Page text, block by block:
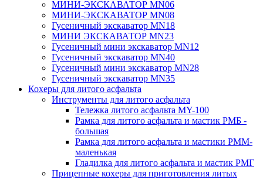
МИНИ-ЭКСКАВАТОР MN06
МИНИ-ЭКСКАВАТОР MN08
Гусеничный экскаватор MN18
МИНИ ЭКСКАВАТОР MN23
Гусеничный мини экскаватор MN12
Гусеничный экскаватор MN40
Гусеничный мини экскаватор MN28
Гусеничный экскаватор MN35
Кохеры для литого асфальта
Инструменты для литого асфальта
Тележка литого асфальта MY-100
Рамка для литого асфальта и мастик РМБ -
большая
Рамка для литого асфальта и мастики РММ-
маленькая
Гладилка для литого асфальта и мастик РМГ
Прицепные кохеры для приготовления литых